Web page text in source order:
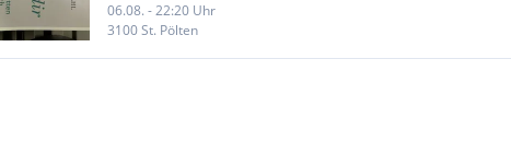
06.08. - 22:20 Uhr
3100 St. Pölten